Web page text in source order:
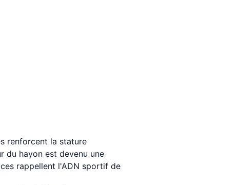
renforcent la stature
du hayon est devenu une
rappellent l'ADN sportif de